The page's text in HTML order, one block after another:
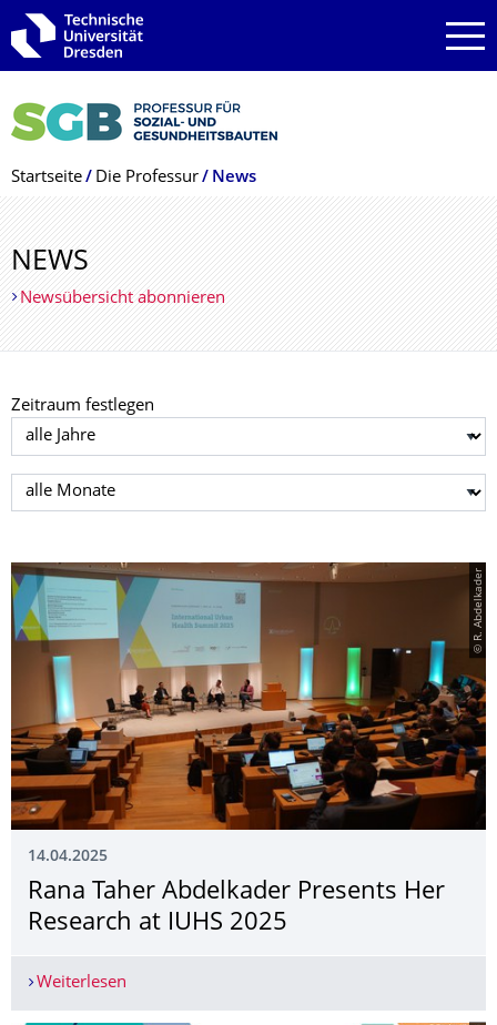
Zur Hauptnavigation springen
Zur Suche springen
Zum Inhalt springen
Breadcrumb-Menü
Startseite Die Professur News
NEWS
Newsübersicht abonnieren
Zeitraum festlegen
Jahr auswählen
Monat auswählen
© R. Abdelkader
14.04.2025
Rana Taher Abdelkader Presents Her
Research at IUHS 2025
Weiterlesen